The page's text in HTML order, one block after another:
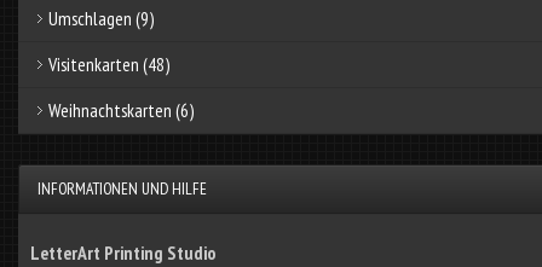
Umschlagen (9)
Visitenkarten (48)
Weihnachtskarten (6)
INFORMATIONEN UND HILFE
LetterArt Printing Studio